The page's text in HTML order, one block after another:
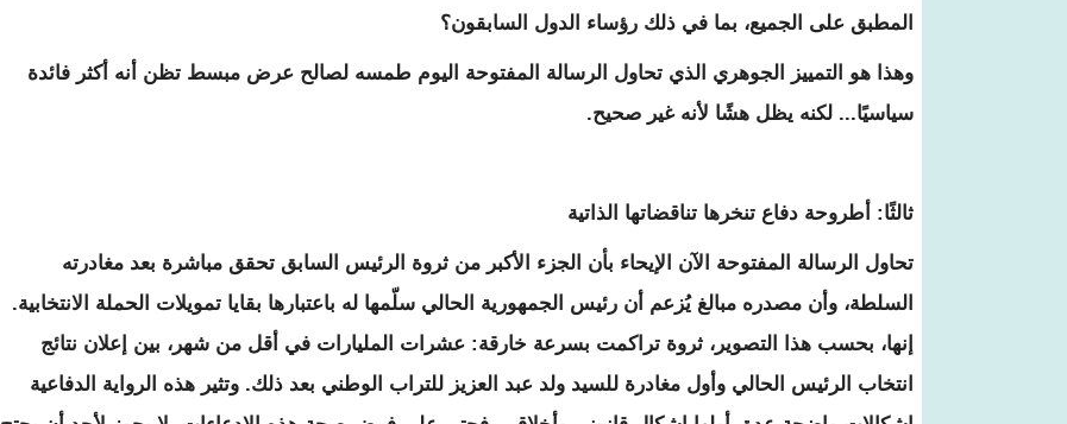
المطبق على الجميع، بما في ذلك رؤساء الدول السابقون؟
وهذا هو التمييز الجوهري الذي تحاول الرسالة المفتوحة اليوم طمسه لصالح عرض مبسط تظن أنه أكثر فائدة
سياسيًا... لكنه يظل هشًا لأنه غير صحيح.
ثالثًا: أطروحة دفاع تنخرها تناقضاتها الذاتية
تحاول الرسالة المفتوحة الآن الإيحاء بأن الجزء الأكبر من ثروة الرئيس السابق تحقق مباشرة بعد مغادرته
السلطة، وأن مصدره مبالغ يُزعم أن رئيس الجمهورية الحالي سلّمها له باعتبارها بقايا تمويلات الحملة الانتخابية.
إنها، بحسب هذا التصوير، ثروة تراكمت بسرعة خارقة: عشرات المليارات في أقل من شهر، بين إعلان نتائج
انتخاب الرئيس الحالي وأول مغادرة للسيد ولد عبد العزيز للتراب الوطني بعد ذلك. وتثير هذه الرواية الدفاعية